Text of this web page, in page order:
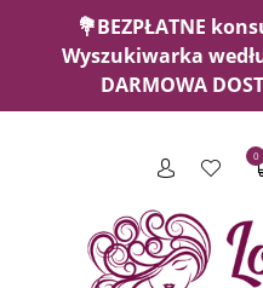
💐BEZPŁATNE
Wyszukiwarka
DARMOWA
0